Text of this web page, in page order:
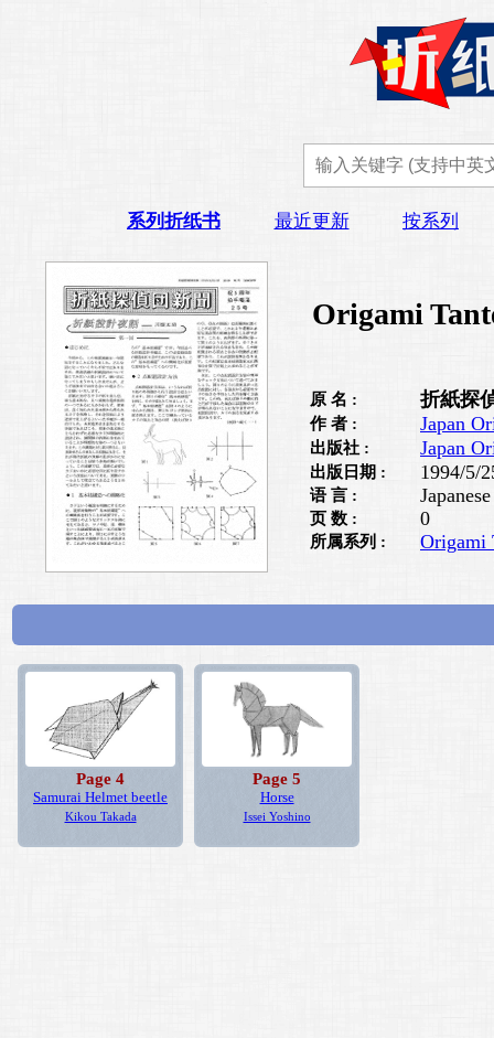
系列折纸书 最近更新 按系列
Origami
原 名 : 折紙探
作 者 : Japan
出版社 : Japan
出版日期 : 1994/5/
语 言 : Japanese
页 数 : 0
所属系列 : Origami
Page 4
Samurai Helmet beetle
Kikou Takada
Page 5
Horse
Issei Yoshino